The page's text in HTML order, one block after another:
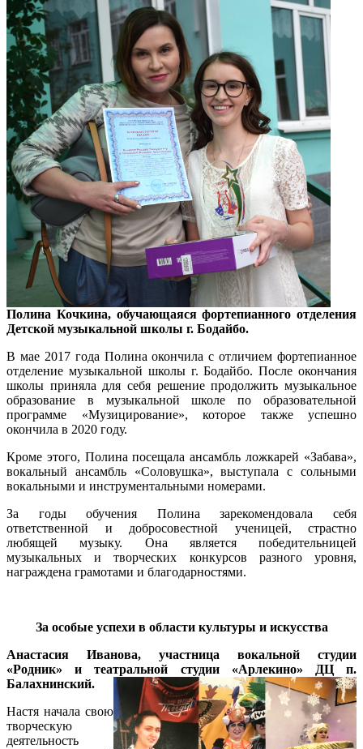
Полина Кочкина, обучающаяся фортепианного отделения
Детской музыкальной школы г. Бодайбо.
В мае 2017 года Полина окончила с отличием фортепианное
отделение музыкальной школы г. Бодайбо. После окончания
школы приняла для себя решение продолжить музыкальное
образование в музыкальной школе по образовательной
программе «Музицирование», которое также успешно
окончила в 2020 году.
Кроме этого, Полина посещала ансамбль ложкарей «Забава»,
вокальный ансамбль «Соловушка», выступала с сольными
вокальными и инструментальными номерами.
За годы обучения Полина зарекомендовала себя
ответственной и добросовестной ученицей, страстно
любящей музыку. Она является победительницей
музыкальных и творческих конкурсов разного уровня,
награждена грамотами и благодарностями.
За особые успехи в области культуры и искусства
Анастасия Иванова, участница вокальной студии
«Родник» и театральной студии «Арлекино» ДЦ п.
Балахнинский.
Настя начала свою
творческую
деятельность